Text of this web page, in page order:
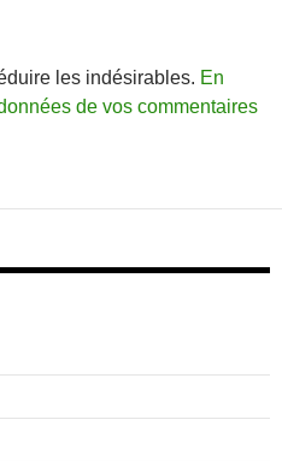
les indésirables. En
de vos commentaires